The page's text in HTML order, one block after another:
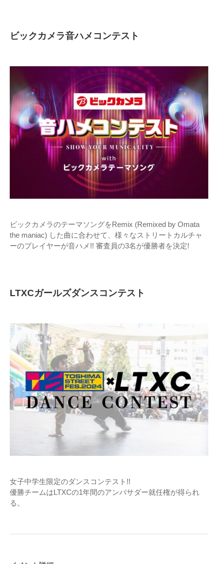
ビックカメラ音ハメコンテスト
ビックカメラのテーマソングをRemix (Remixed by Omata
the maniac) した曲に合わせて、様々なストリートカルチャ
ーのプレイヤーが音ハメ!! 審査員の3名が優勝者を決定!
LTXCガールズダンスコンテスト
女子中学生限定のダンスコンテスト!!
優勝チームはLTXCの1年間のアンバサダー就任権が得られ
る。